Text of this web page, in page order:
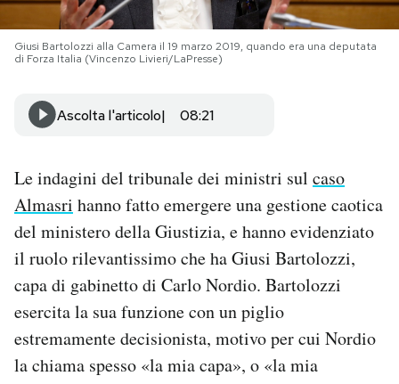
AREA PERSONALE
Area Personale
Notifiche mobile
Regala il Post
Hai bisogno di aiuto?
Esci
Giusi Bartolozzi alla Camera il 19 marzo 2019, quando era una deputata
di Forza Italia (Vincenzo Livieri/LaPresse)
Ascolta l'articolo 08:21
Le indagini del tribunale dei ministri sul caso
Almasri hanno fatto emergere una gestione caotica
del ministero della Giustizia, e hanno evidenziato
il ruolo rilevantissimo che ha Giusi Bartolozzi,
capa di gabinetto di Carlo Nordio. Bartolozzi
esercita la sua funzione con un piglio
estremamente decisionista, motivo per cui Nordio
la chiama spesso «la mia capa», o «la mia